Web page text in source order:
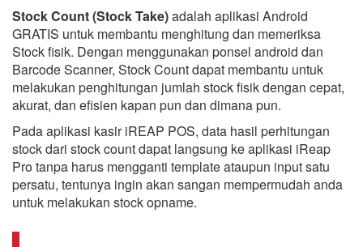
Stock Count (Stock Take)adalah aplikasi Android
GRATIS untuk membantu menghitung dan memeriksa
Stock fisik. Dengan menggunakan ponsel android dan
Barcode Scanner, Stock Count dapat membantu untuk
melakukan penghitungan jumlah stock fisik dengan cepat,
akurat, dan efisien kapan pun dan dimana pun.
Pada aplikasi kasir iREAP POS, data hasil perhitungan
stock dari stock count dapat langsung ke aplikasi iReap
Pro tanpa harus mengganti template ataupun input satu
persatu, tentunya ingin akan sangan mempermudah anda
untuk melakukan stock opname.